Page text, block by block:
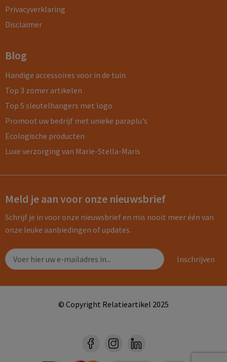
Privacyverklaring
Disclaimer
Blog
Handige accessoires voor in de tuin
Top 3 zomer artikelen
Top 5 sleutelhangers met logo
Promoot uw bedrijf met unieke paraplu's
Ecologische producten
Luxe verzorging van Marie-Stella-Maris
Meld je aan voor onze nieuwsbrief
Schrijf je in voor onze nieuwsbrief en mis nooit meer één van
onze leuke aanbiedingen of updates.
© Copyright Relatieartikel 2025